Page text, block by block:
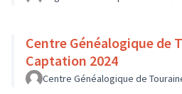
Centre Généalogique de
Captation 2024
Centre Généalogique de